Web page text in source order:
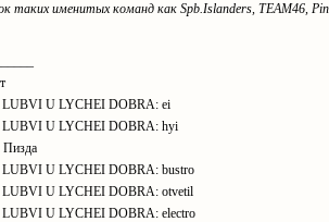
таких именитых команд как Spb.Islanders, TEAM46,
U LYCHEI DOBRA: ei
U LYCHEI DOBRA: hyi
Пизда
U LYCHEI DOBRA: bustro
U LYCHEI DOBRA: otvetil
U LYCHEI DOBRA: electro